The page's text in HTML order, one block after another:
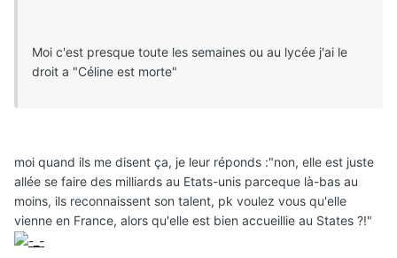
Moi c'est presque toute les semaines ou au lycée j'ai le
droit a "Céline est morte"
moi quand ils me disent ça, je leur réponds :"non, elle est juste
allée se faire des milliards au Etats-unis parceque là-bas au
moins, ils reconnaissent son talent, pk voulez vous qu'elle
vienne en France, alors qu'elle est bien accueillie au States ?!"